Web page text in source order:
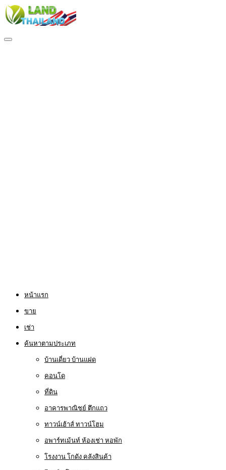
หน้าแรก
ขาย
เช่า
ค้นหาตามประเภท
บ้านเดี่ยว บ้านแฝด
คอนโด
ที่ดิน
อาคารพาณิชย์ ตึกแถว
ทาวน์เฮ้าส์ ทาวน์โฮม
อพาร์ทเม้นท์ ห้องเช่า หอพัก
โรงงาน โกดัง คลังสินค้า